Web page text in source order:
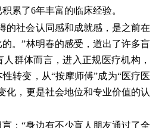
累了6年丰富的临床经验。
的社会认同感和成就感，是之前在
。”林明春的感受，道出了许多盲
群体而言，进入正规医疗机构，
转变，从“按摩师傅”成为“医疗医
化，更是社会地位和专业价值的认
：“身边有不少盲人朋友通过了全